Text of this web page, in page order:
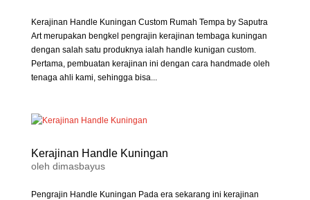
Kerajinan Handle Kuningan Custom Rumah Tempa by Saputra
Art merupakan bengkel pengrajin kerajinan tembaga kuningan
dengan salah satu produknya ialah handle kunigan custom.
Pertama, pembuatan kerajinan ini dengan cara handmade oleh
tenaga ahli kami, sehingga bisa...
Kerajinan Handle Kuningan
oleh dimasbayus
Pengrajin Handle Kuningan Pada era sekarang ini kerajinan